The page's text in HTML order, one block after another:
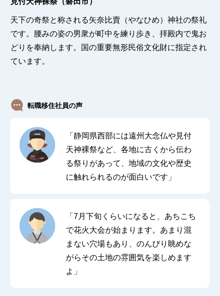
天下の奇祭と称される矢奈比賣（やなひめ）神社の祭礼
です。腰みの姿の男衆が町中を練り歩き、拝殿内で鬼お
どりを奉納します。国の重要無形民俗文化財に指定され
ています。
転職移住社員の声
「静岡県西部には遠州大念仏や見付
天神裸祭など、各地に古くから伝わ
る祭りがあって、地域の文化や歴史
に触れられるのが面白いです」
「7月下旬くらいになると、あちこち
で花火大会が始まります。あまり混
まない穴場もあり、のんびり眺めな
がらその土地の雰囲気を楽しめます
よ」